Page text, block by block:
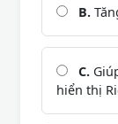
B.
C.
hiển thị